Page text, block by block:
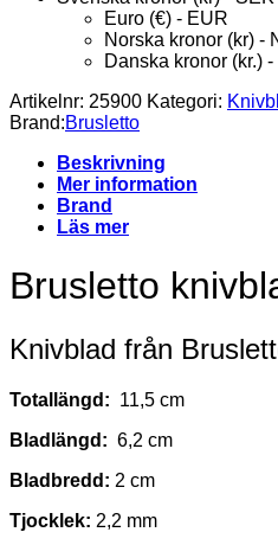
Euro (€) - EUR
Norska kronor (kr) -
Danska kronor (kr.)
Artikelnr: 25900 Kategori:
Brand:Brusletto
Beskrivning
Mer information
Brand
Läs mer
Brusletto
Knivblad från
Totallängd: 11,5 cm
Bladlängd: 6,2 cm
Bladbredd: 2 cm
Tjocklek: 2,2 mm